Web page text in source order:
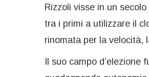
Rizzoli visse in un
tra i primi a utilizzare il
rinomata per la velocità,
Il suo campo